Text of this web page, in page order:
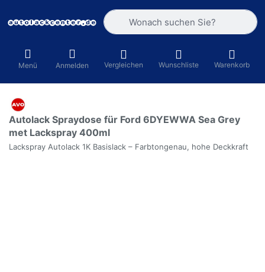
Geben Sie einen Suchbegriff ein.
Menü Anmelden Vergleichen Wunschliste Warenkorb
Autolack Spraydose für Ford 6DYEWWA Sea Grey
met Lackspray 400ml
Lackspray Autolack 1K Basislack – Farbtongenau, hohe Deckkraft